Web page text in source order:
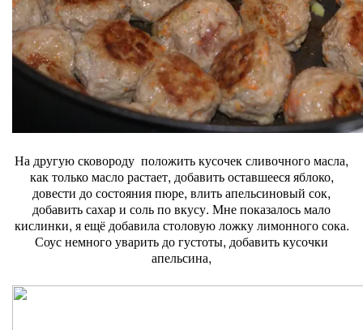
На другую сковороду положить кусочек сливочного масла,
как только масло растает, добавить оставшееся яблоко,
довести до состояния пюре, влить апельсиновый сок,
добавить сахар и соль по вкусу. Мне показалось мало
кислинки, я ещё добавила столовую ложку лимонного сока.
Соус немного уварить до густоты, добавить кусочки
апельсина,